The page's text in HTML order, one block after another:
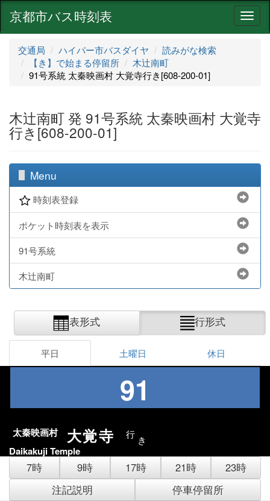
ナ
ビ
京都市バス時刻表
交通局 ハイパー市バスダイヤ
読みがな検索
【き】で始まる停留所
木辻南町
91号系統 太秦映画村 大覚寺行き[608-200-01]
木辻南町 発 91号系統 太秦映画村 大覚寺
行き[608-200-01]
Menu
時刻表登録
ポケット時刻表を表示
91号系統
木辻南町
表形式 行形式
平日 土曜日 休日
91
太秦映画村 大覚寺 行 き
Daikakuji Temple
7時 9時 17時 21時
23時
注記説明
停車停留所